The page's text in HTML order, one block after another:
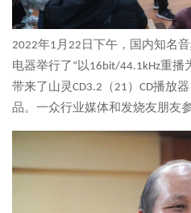
2022年1月22日下午，国内知名
电器举行了“以16bit/44.1kHz重播
带来了山灵CD3.2（21）CD播放
品。一众行业媒体和发烧友朋友